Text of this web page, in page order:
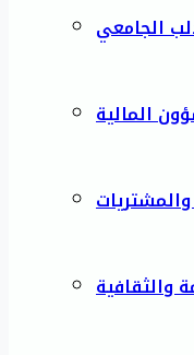
الجامعي
المالية
والمشتريات
والثقافية